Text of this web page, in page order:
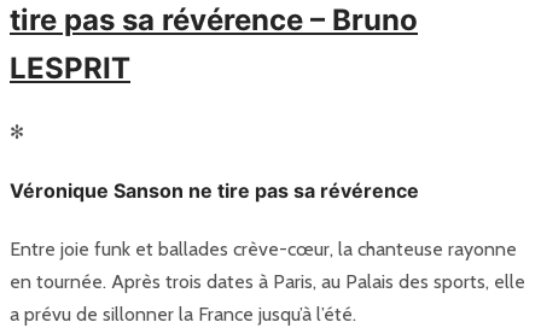
tire pas sa révérence – Bruno
LESPRIT
✻
Véronique Sanson ne tire pas sa révérence
Entre joie funk et ballades crève-cœur, la chanteuse rayonne
en tournée. Après trois dates à Paris, au Palais des sports, elle
a prévu de sillonner la France jusqu’à l’été.